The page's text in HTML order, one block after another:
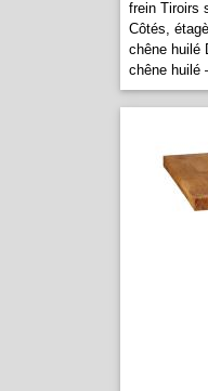
frein Tiroirs
Côtés,
chêne huilé
chêne huilé